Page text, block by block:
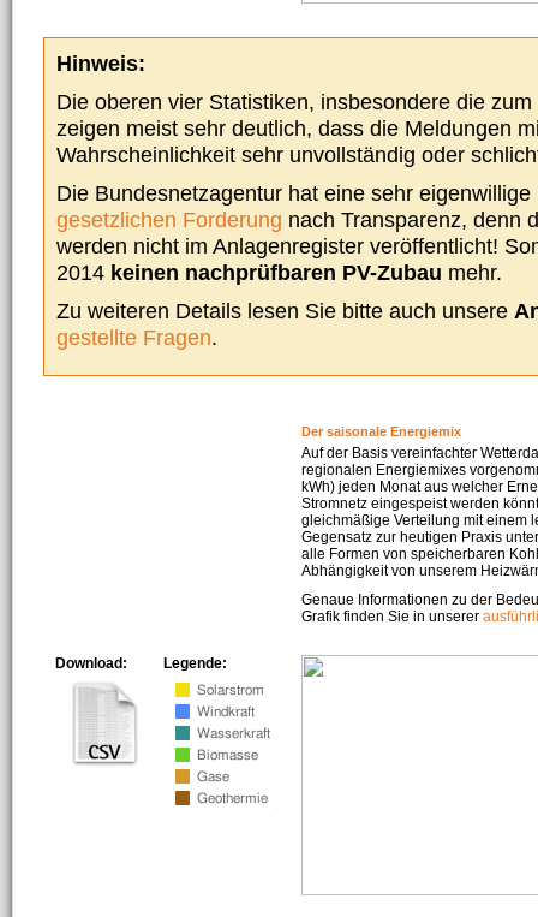
Hinweis:
Die oberen vier Statistiken, insbesondere die
zeigen meist sehr deutlich, dass die Meldungen
Wahrscheinlichkeit sehr unvollständig oder
Die Bundesnetzagentur hat eine sehr
gesetzlichen Forderung nach Transparenz, denn
werden nicht im Anlagenregister veröffentlicht!
2014 keinen nachprüfbaren PV-Zubau mehr.
Zu weiteren Details lesen Sie bitte auch unsere
gestellte Fragen.
Der saisonale Energiemix
Auf der Basis vereinfachter
regionalen Energiemixes
kWh) jeden Monat aus welcher
Stromnetz eingespeist werden
gleichmäßige Verteilung mit einem
Gegensatz zur heutigen Praxis
alle Formen von speicherbaren
Abhängigkeit von unserem
Genaue Informationen zu der
Grafik finden Sie in unserer
Legende:
Download: